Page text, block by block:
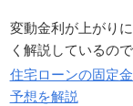
変動金利が上がり
く解説しているの
住宅ローンの固定
予想を解説